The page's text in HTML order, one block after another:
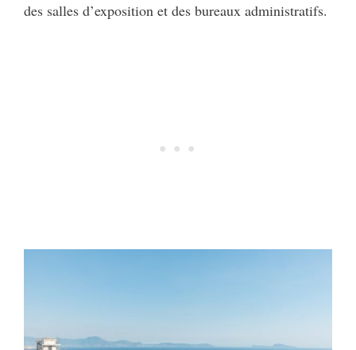
des salles d’exposition et des bureaux administratifs.